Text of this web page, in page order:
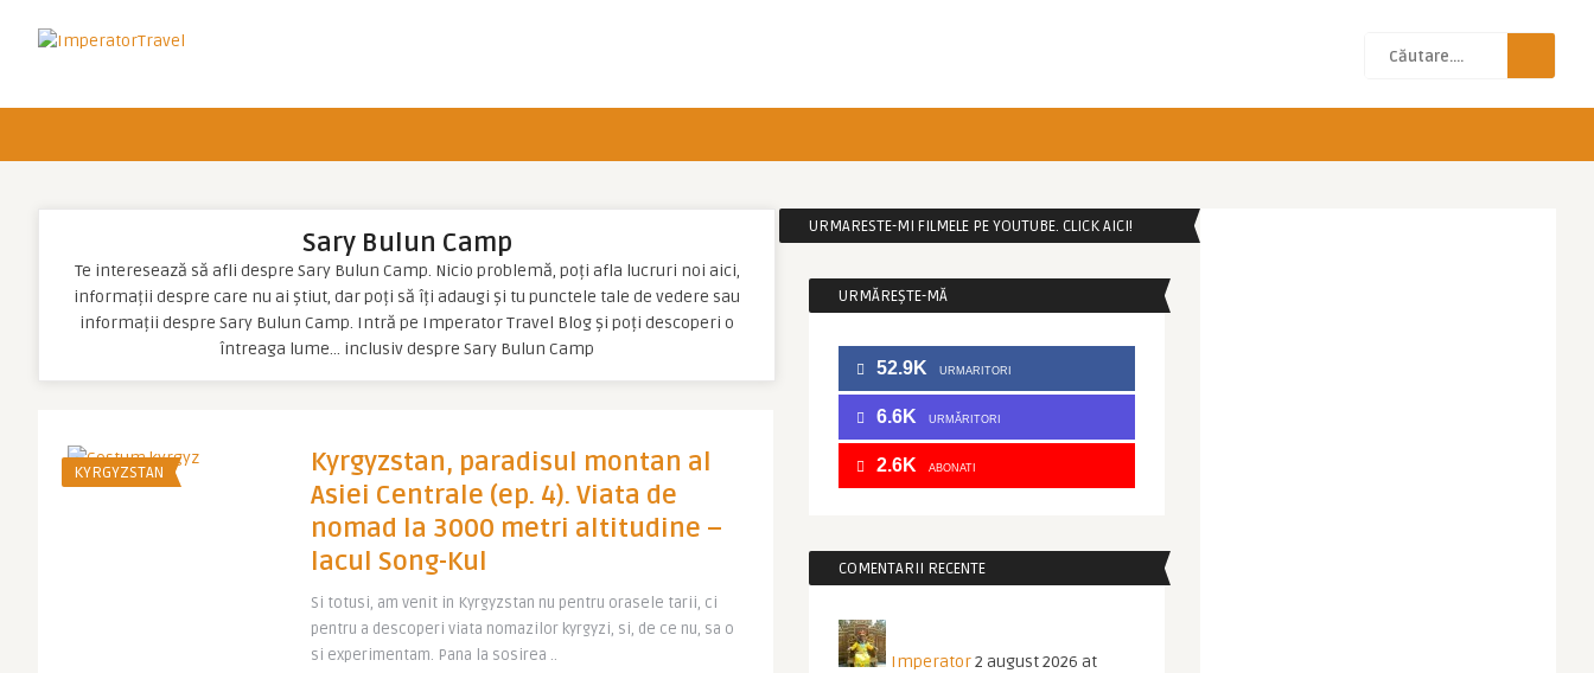
Sary Bulun Camp
Te interesează să afli despre Sary Bulun Camp. Nicio problemă, poți afla lucruri noi aici,
informații despre care nu ai știut, dar poți să îți adaugi și tu punctele tale de vedere sau
informații despre Sary Bulun Camp. Intră pe Imperator Travel Blog și poți descoperi o
întreaga lume… inclusiv despre Sary Bulun Camp
KYRGYZSTAN
Kyrgyzstan, paradisul montan al
Asiei Centrale (ep. 4). Viata de
nomad la 3000 metri altitudine –
lacul Song-Kul
Si totusi, am venit in Kyrgyzstan nu pentru orasele tarii, ci
pentru a descoperi viata nomazilor kyrgyzi, si, de ce nu, sa o
si experimentam. Pana la sosirea ..
URMARESTE-MI FILMELE PE YOUTUBE. CLICK AICI!
URMĂREȘTE-MĂ
52.9K URMARITORI
6.6K URMĂRITORI
2.6K ABONATI
COMENTARII RECENTE
Imperator2 august 2026 at